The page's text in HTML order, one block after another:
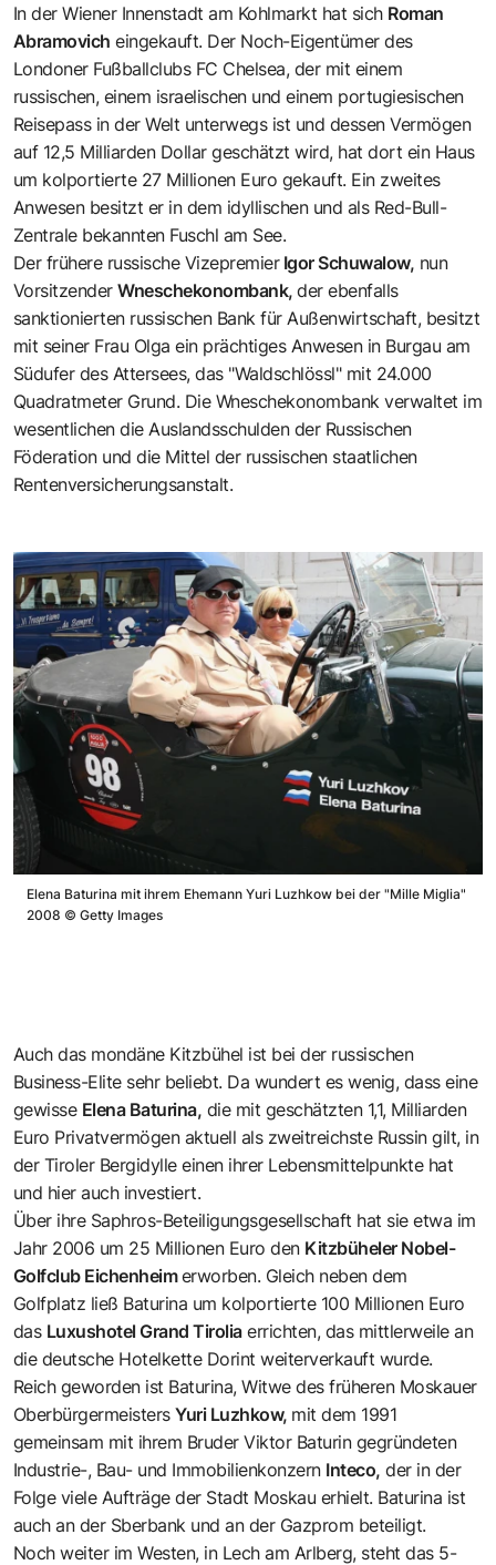
In der Wiener Innenstadt am Kohlmarkt hat sich Roman
Abramovich eingekauft. Der Noch-Eigentümer des
Londoner Fußballclubs FC Chelsea, der mit einem
russischen, einem israelischen und einem portugiesischen
Reisepass in der Welt unterwegs ist und dessen Vermögen
auf 12,5 Milliarden Dollar geschätzt wird, hat dort ein Haus
um kolportierte 27 Millionen Euro gekauft. Ein zweites
Anwesen besitzt er in dem idyllischen und als Red-Bull-
Zentrale bekannten Fuschl am See.
Der frühere russische VizepremierIgor Schuwalow, nun
VorsitzenderWneschekonombank,der ebenfalls
sanktionierten russischen Bank für Außenwirtschaft, besitzt
mit seiner Frau Olga ein prächtiges Anwesen in Burgau am
Südufer des Attersees, das "Waldschlössl" mit 24.000
Quadratmeter Grund. Die Wneschekonombank verwaltet im
wesentlichen die Auslandsschulden der Russischen
Föderation und die Mittel der russischen staatlichen
Rentenversicherungsanstalt.
Elena Baturina mit ihrem Ehemann Yuri Luzhkow bei der "Mille Miglia"
2008 © Getty Images
Auch das mondäne Kitzbühel ist bei der russischen
Business-Elite sehr beliebt. Da wundert es wenig, dass eine
gewisse Elena Baturina, die mit geschätzten 1,1, Milliarden
Euro Privatvermögen aktuell als zweitreichste Russin gilt, in
der Tiroler Bergidylle einen ihrer Lebensmittelpunkte hat
und hier auch investiert.
Über ihre Saphros-Beteiligungsgesellschaft hat sie etwa im
Jahr 2006 um 25 Millionen Euro den Kitzbüheler Nobel-
Golfclub Eichenheimerworben. Gleich neben dem
Golfplatz ließ Baturina um kolportierte 100 Millionen Euro
das Luxushotel Grand Tirolia errichten, das mittlerweile an
die deutsche Hotelkette Dorint weiterverkauft wurde.
Reich geworden ist Baturina, Witwe des früheren Moskauer
OberbürgermeistersYuri Luzhkow, mit dem 1991
gemeinsam mit ihrem Bruder Viktor Baturin gegründeten
Industrie-, Bau- und Immobilienkonzern Inteco, der in der
Folge viele Aufträge der Stadt Moskau erhielt. Baturina ist
auch an der Sberbank und an der Gazprom beteiligt.
Noch weiter im Westen, in Lech am Arlberg, steht das 5-